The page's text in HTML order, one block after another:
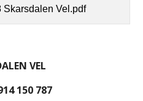
Skarsdalen Vel.pdf
VEL
150 787